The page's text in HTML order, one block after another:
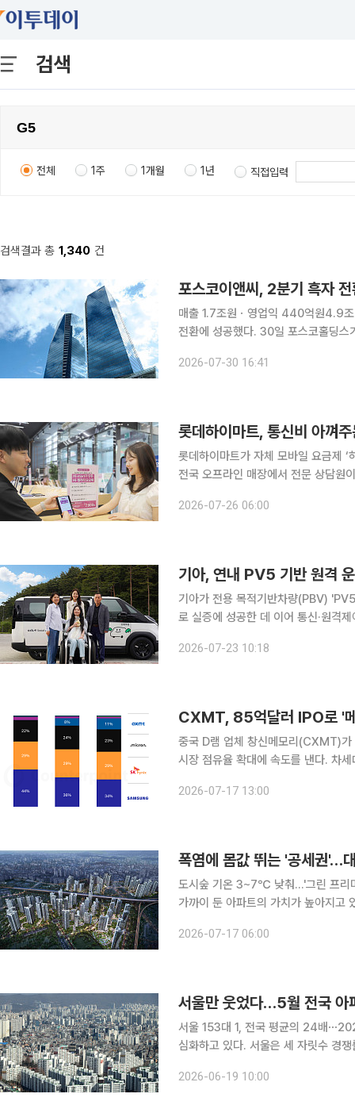
검색
전체 1주 1개월 1년 직접입력
검색결과 총 1,340 건
포스코이앤씨, 2분기 흑자
매출 1.7조원ㆍ영업익 440억원4.9조 수주⋯수도권
전환에 성공했다. 30일 포스코홀딩스가 공시한 자료에 따르면 포스코이앤씨는 2분기 매출액 1조
나 영업이익은 전년 동기 91억원 손
2026-07-30 16:41
롯데하이마트, 통신비 아껴
롯데하이마트가 자체 모바일 요금제
전국 오프라인 매장에서 전문 상담원
소비자들이 늘고 있지만 가입 과정에
2026-07-26 06:00
기아, 연내 PV5 기반 원격
기아가 전용 목적기반차량(PBV)
로 실증에 성공한 데 이어 통신·원격
운전 기술 사업화 추진을 위한 업무
2026-07-23 10:18
CXMT, 85억달러 IPO로 '
중국 D램 업체 창신메모리(CXMT)
시장 점유율 확대에 속도를 낸다. 차
내민 것이다. 17일 반도체 업
2026-07-17 13:00
폭염에 몸값 뛰는 '공세권'…
도시숲 기온 3~7℃ 낮춰…'그린 프리미엄' 실수요자 선호
가까이 둔 아파트의 가치가 높아지고
실거래가 공개시스템에 따르면 인천
2026-07-17 06:00
서울만 웃었다…5월 전국 아
서울 153대 1, 전국 평균의 24배⋯2021년 이후 격차 최대 전
심화하고 있다. 서울은 세 자릿수 경
평가 전문회사 리얼하우스가 청약홈
2026-06-19 10:00